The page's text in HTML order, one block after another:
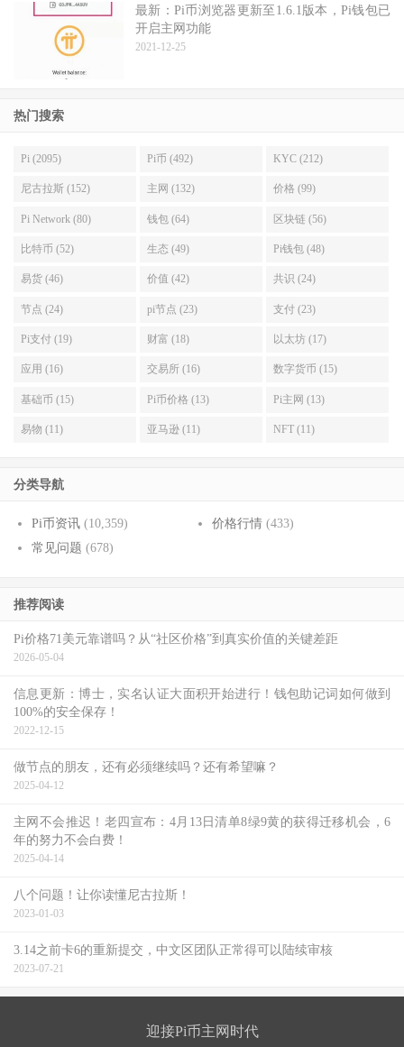
最新：Pi币浏览器更新至1.6.1版本，Pi钱包已
开启主网功能
2021-12-25
热门搜索
Pi (2095) Pi币 (492) KYC (212)
尼古拉斯 (152) 主网 (132) 价格 (99)
Pi Network (80) 钱包 (64) 区块链 (56)
比特币 (52) 生态 (49) Pi钱包 (48)
易货 (46) 价值 (42) 共识 (24)
节点 (24) pi节点 (23) 支付 (23)
Pi支付 (19) 财富 (18) 以太坊 (17)
应用 (16) 交易所 (16) 数字货币 (15)
基础币 (15) Pi币价格 (13) Pi主网 (13)
易物 (11) 亚马逊 (11) NFT (11)
分类导航
Pi币资讯 (10,359) 价格行情(433)
常见问题 (678)
推荐阅读
Pi价格71美元靠谱吗？从“社区价格”到真实价值的关键差距
2026-05-04
信息更新：博士，实名认证大面积开始进行！钱包助记词如何做到
100%的安全保存！
2022-12-15
做节点的朋友，还有必须继续吗？还有希望嘛？
2025-04-12
主网不会推迟！老四宣布：4月13日清单8绿9黄的获得迁移机会，6
年的努力不会白费！
2025-04-14
八个问题！让你读懂尼古拉斯！
2023-01-03
3.14之前卡6的重新提交，中文区团队正常得可以陆续审核
2023-07-21
迎接Pi币主网时代